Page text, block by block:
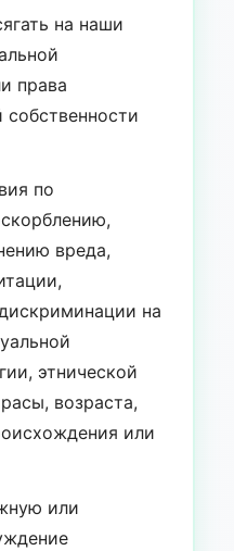
на наши
права
собственности
по
вреда,
на
этнической
возраста,
или
или